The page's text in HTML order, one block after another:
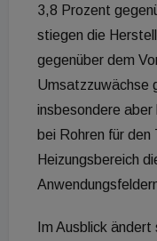
3,8 Prozent
stiegen die
gegenüber dem
Umsatzzuwächse
insbesondere
bei Rohren für den
Heizungsbereich
Im Ausblick